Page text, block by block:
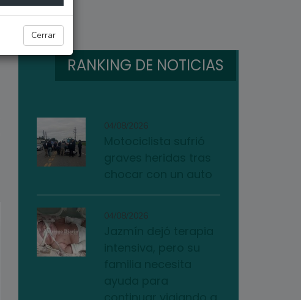
Cerrar
RANKING DE NOTICIAS
04/08/2026
04/08/2026